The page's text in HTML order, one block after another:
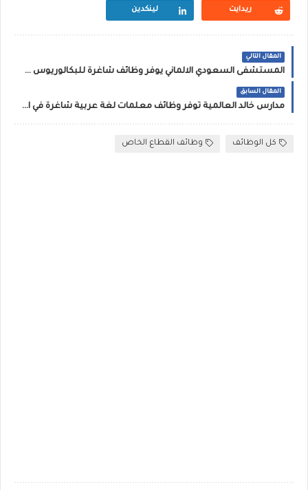
ريدايت لينكدين
المقال التالي
المستشفى السعودي الالماني يوفر وظائف شاغرة للبكالوريوس فأعلى
المقال السابق
مدارس خالد العالمية توفر وظائف معلمات لغة عربية شاغرة في الرياض
كل الوظائف وظائف القطاع الخاص